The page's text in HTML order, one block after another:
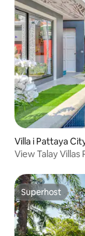
Villa i Pattaya
View Talay
Superhost
Superhost